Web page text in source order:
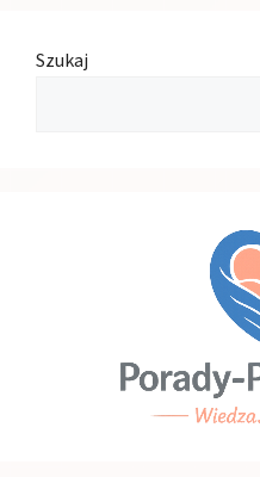
Szukaj